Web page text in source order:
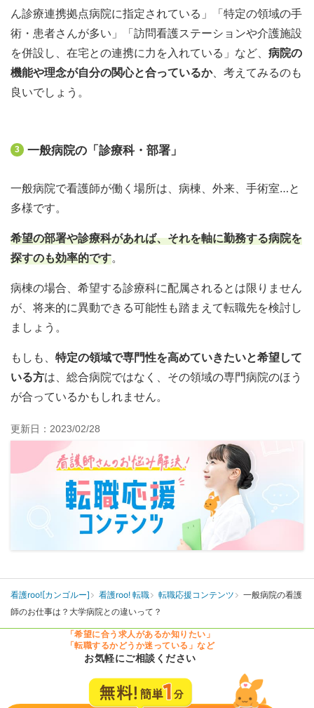
ん診療連携拠点病院に指定されている」「特定の領域の手
術・患者さんが多い」「訪問看護ステーションや介護施設
を併設し、在宅との連携に力を入れている」など、 病院の
機能や理念が自分の関心と合っているか、考えてみるのも
良いでしょう。
3 一般病院の「診療科・部署」
一般病院で看護師が働く場所は、病棟、外来、手術室…と
多様です。
希望の部署や診療科があれば、それを軸に勤務する病院を
探すのも効率的です。
病棟の場合、希望する診療科に配属されるとは限りません
が、将来的に異動できる可能性も踏まえて転職先を検討し
ましょう。
もしも、 特定の領域で専門性を高めていきたいと希望して
いる方は、総合病院ではなく、その領域の専門病院のほう
が合っているかもしれません。
更新日：2023/02/28
看護roo![カンゴルー] 看護roo! 転職 転職応援コンテンツ
一般病院の看護
師のお仕事は？大学病院との違いって？
「希望に合う求人があるか知りたい」
「転職するかどうか迷っている」など
お気軽にご相談ください